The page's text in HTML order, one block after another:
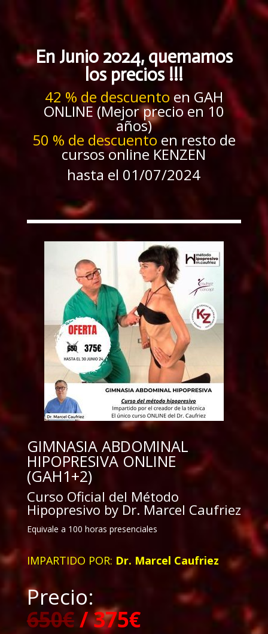
En Junio 2024, quemamos
los precios !!!
42 % de descuentoen GAH
ONLINE (Mejor precio en 10
años)
50 % de descuento en resto de
cursos online KENZEN
hasta el 01/07/2024
GIMNASIA ABDOMINAL
HIPOPRESIVA ONLINE
(GAH1+2)
Curso Oficial del Método
Hipopresivo by Dr. Marcel Caufriez
Equivale a 100 horas presenciales
IMPARTIDO POR: Dr. Marcel Caufriez
Precio:
650€/ 375€